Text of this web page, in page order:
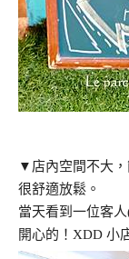
▼店內空間不大，
很舒適放鬆。
當天看到一位客
開心的！XDD 小